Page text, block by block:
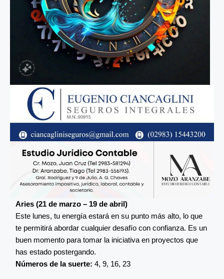
Aries (21 de marzo – 19 de abril)
Este lunes, tu energía estará en su punto más alto, lo que
te permitirá abordar cualquier desafío con confianza. Es un
buen momento para tomar la iniciativa en proyectos que
has estado postergando.
Números de la suerte: 4, 9, 16, 23